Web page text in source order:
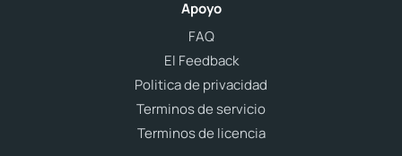
Apoyo
FAQ
El Feedback
Politica de privacidad
Terminos de servicio
Terminos de licencia